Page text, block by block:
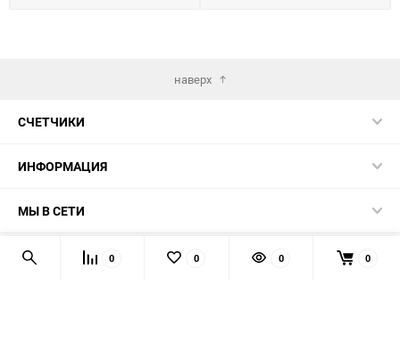
наверх
СЧЕТЧИКИ
ИНФОРМАЦИЯ
МЫ В СЕТИ
КОНТАКТЫ 0 0 0 0